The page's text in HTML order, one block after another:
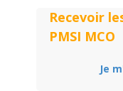
Recevoir
PMSI MCO
Je